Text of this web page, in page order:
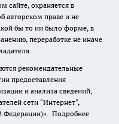
сайте, охраняется в
авторском праве и не
бы то ни было форме, в
переработке не иначе
рекомендательные
предоставления
и анализа сведений,
сети "Интернет",
Федерации)». Подробнее